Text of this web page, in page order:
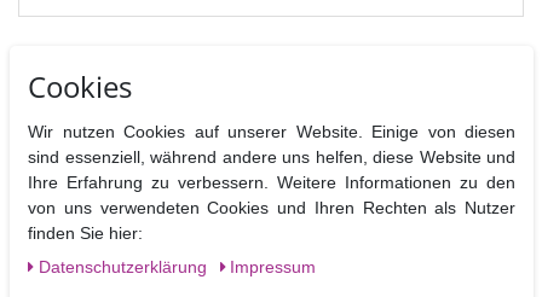
Buchstaben Ausstecher entwickelt.
oder z.B. im Polka Dot Design vorbereiten, erschaffen Sie viele
Varianten dieses Buchstaben, sowohl für elegante Hochzeitstorten, als
auch zum fröhlichen Kindergeburtstag.
Der Ausstecher ist auch als Keksausstecher gut geeignet, so können
sie schnell und einfach die Kekse mit Fondant dekorieren, z.B. als
Giveaway beim Kindergeburtstag.
Cookies
Wir nutzen Cookies auf unserer Website. Einige von diesen
sind essenziell, während andere uns helfen, diese Website und
Ihre Erfahrung zu verbessern. Weitere Informationen zu den
von uns verwendeten Cookies und Ihren Rechten als Nutzer
finden Sie hier:
Daten­schutz­erklärung
Impressum